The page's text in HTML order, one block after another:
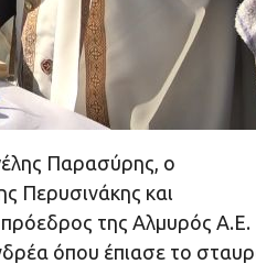
Παρασύρης, ο
Περυσινάκης και
της Αλμυρός Α.Ε.
όπου έπιασε το